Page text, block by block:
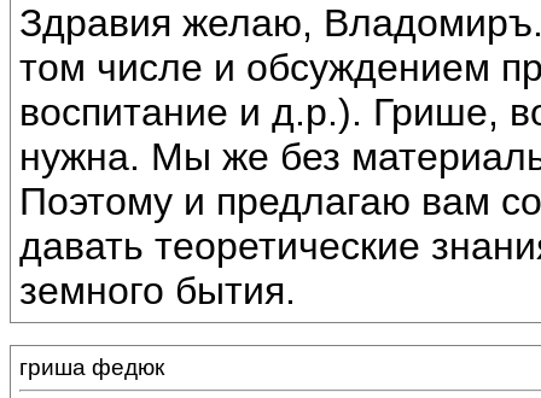
Здравия желаю,
том числе и обсуждением
воспитание и д.р.). Грише,
нужна. Мы же без
Поэтому и предлагаю вам
давать теоретические
земного бытия.
гриша федюк